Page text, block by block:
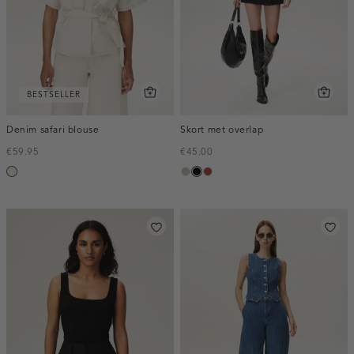
BESTSELLER
Denim safari blouse
€59.95
ecru
Skort met overlap
€45.00
taupe,
zwartbruin